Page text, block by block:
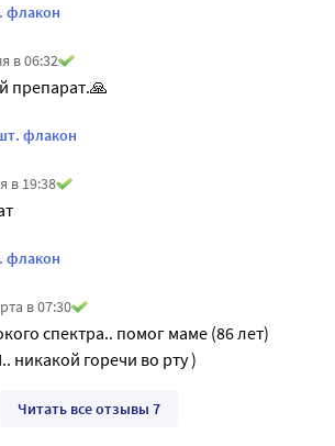
флакон
в 06:32
препарат.🙏
флакон
в 19:38
флакон
в 07:30
спектра.. помог маме (86 лет)
горечи во рту )
Читать все отзывы 7